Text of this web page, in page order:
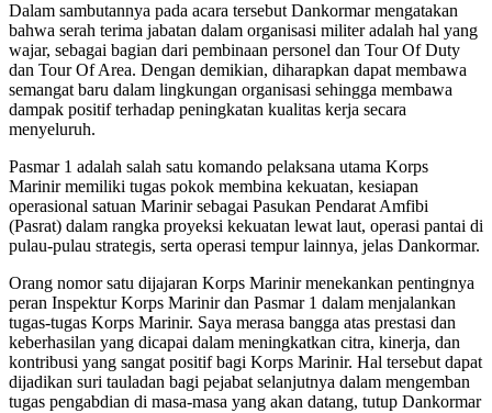
Dalam sambutannya pada acara tersebut Dankormar mengatakan
bahwa serah terima jabatan dalam organisasi militer adalah hal yang
wajar, sebagai bagian dari pembinaan personel dan Tour Of Duty
dan Tour Of Area. Dengan demikian, diharapkan dapat membawa
semangat baru dalam lingkungan organisasi sehingga membawa
dampak positif terhadap peningkatan kualitas kerja secara
menyeluruh.
Pasmar 1 adalah salah satu komando pelaksana utama Korps
Marinir memiliki tugas pokok membina kekuatan, kesiapan
operasional satuan Marinir sebagai Pasukan Pendarat Amfibi
(Pasrat) dalam rangka proyeksi kekuatan lewat laut, operasi pantai di
pulau-pulau strategis, serta operasi tempur lainnya, jelas Dankormar.
Orang nomor satu dijajaran Korps Marinir menekankan pentingnya
peran Inspektur Korps Marinir dan Pasmar 1 dalam menjalankan
tugas-tugas Korps Marinir. Saya merasa bangga atas prestasi dan
keberhasilan yang dicapai dalam meningkatkan citra, kinerja, dan
kontribusi yang sangat positif bagi Korps Marinir. Hal tersebut dapat
dijadikan suri tauladan bagi pejabat selanjutnya dalam mengemban
tugas pengabdian di masa-masa yang akan datang, tutup Dankormar